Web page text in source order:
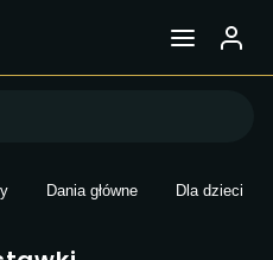
Zushi
Dania główne Dla dzieci